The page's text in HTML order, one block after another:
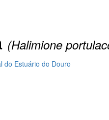
(Halimione
do Estuário do Douro